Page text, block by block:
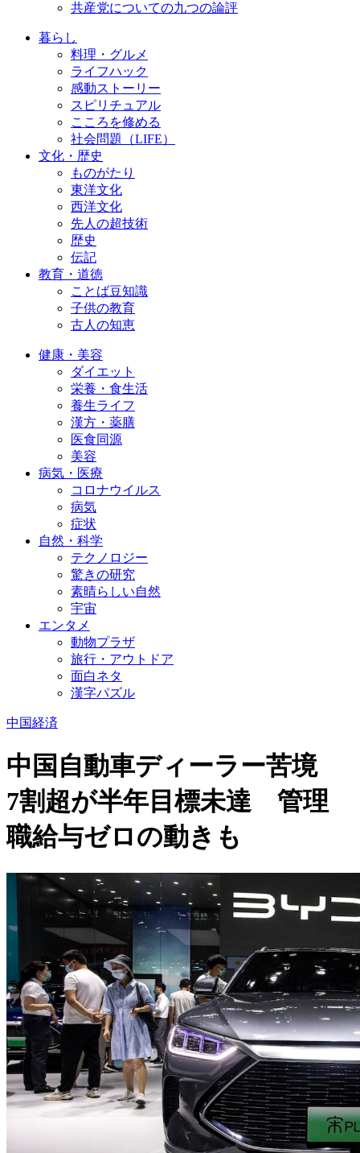
共産党についての九つの論評
暮らし
料理・グルメ
ライフハック
感動ストーリー
スピリチュアル
こころを修める
社会問題（LIFE）
文化・歴史
ものがたり
東洋文化
西洋文化
先人の超技術
歴史
伝記
教育・道徳
ことば豆知識
子供の教育
古人の知恵
健康・美容
ダイエット
栄養・食生活
養生ライフ
漢方・薬膳
医食同源
美容
病気・医療
コロナウイルス
病気
症状
自然・科学
テクノロジー
驚きの研究
素晴らしい自然
宇宙
エンタメ
動物プラザ
旅行・アウトドア
面白ネタ
漢字パズル
中国経済
中国自動車ディーラー苦境
7割超が半年目標未達 管理
職給与ゼロの動きも